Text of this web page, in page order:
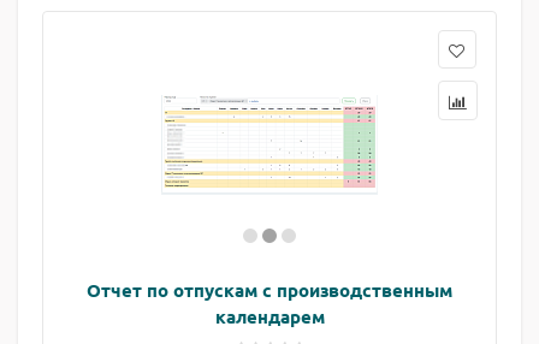
Отчет по отпускам с производственным
календарем